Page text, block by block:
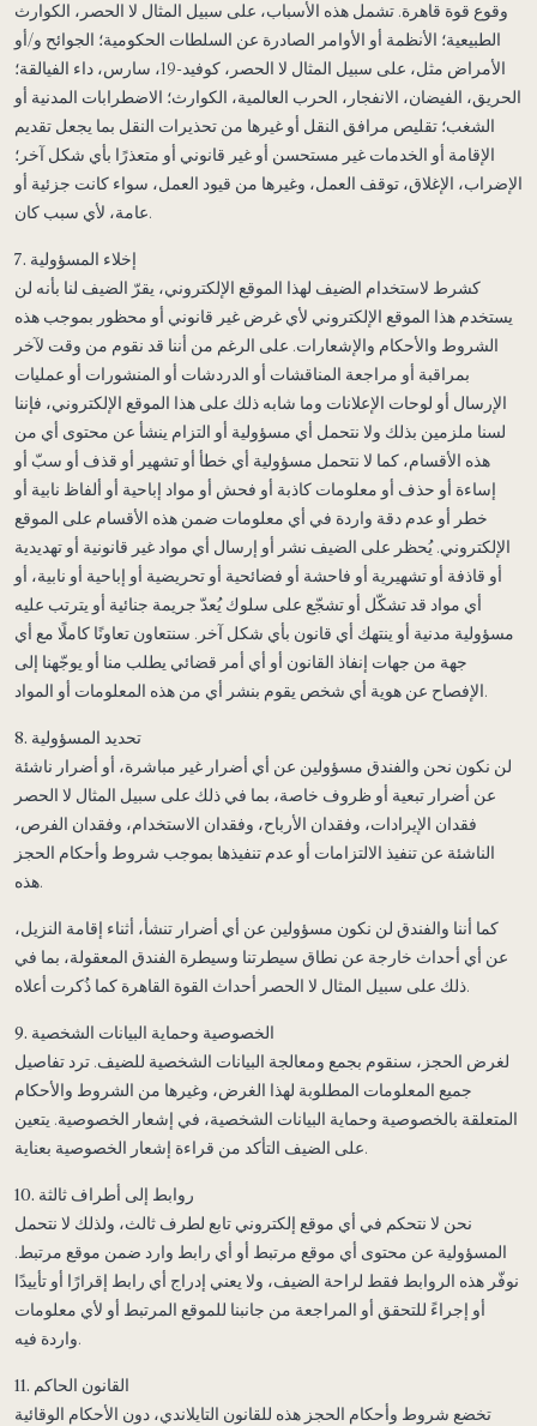
وقوع قوة قاهرة. تشمل هذه الأسباب، على سبيل المثال لا الحصر، الكوارث
الطبيعية؛ الأنظمة أو الأوامر الصادرة عن السلطات الحكومية؛ الجوائح و/أو
الأمراض مثل، على سبيل المثال لا الحصر، كوفيد-19، سارس، داء الفيالقة؛
الحريق، الفيضان، الانفجار، الحرب العالمية، الكوارث؛ الاضطرابات المدنية أو
الشغب؛ تقليص مرافق النقل أو غيرها من تحذيرات النقل بما يجعل تقديم
الإقامة أو الخدمات غير مستحسن أو غير قانوني أو متعذرًا بأي شكل آخر؛
الإضراب، الإغلاق، توقف العمل، وغيرها من قيود العمل، سواء كانت جزئية أو
عامة، لأي سبب كان.
7. إخلاء المسؤولية
كشرط لاستخدام الضيف لهذا الموقع الإلكتروني، يقرّ الضيف لنا بأنه لن
يستخدم هذا الموقع الإلكتروني لأي غرض غير قانوني أو محظور بموجب هذه
الشروط والأحكام والإشعارات. على الرغم من أننا قد نقوم من وقت لآخر
بمراقبة أو مراجعة المناقشات أو الدردشات أو المنشورات أو عمليات
الإرسال أو لوحات الإعلانات وما شابه ذلك على هذا الموقع الإلكتروني، فإننا
لسنا ملزمين بذلك ولا نتحمل أي مسؤولية أو التزام ينشأ عن محتوى أي من
هذه الأقسام، كما لا نتحمل مسؤولية أي خطأ أو تشهير أو قذف أو سبّ أو
إساءة أو حذف أو معلومات كاذبة أو فحش أو مواد إباحية أو ألفاظ نابية أو
خطر أو عدم دقة واردة في أي معلومات ضمن هذه الأقسام على الموقع
الإلكتروني. يُحظر على الضيف نشر أو إرسال أي مواد غير قانونية أو تهديدية
أو قاذفة أو تشهيرية أو فاحشة أو فضائحية أو تحريضية أو إباحية أو نابية، أو
أي مواد قد تشكّل أو تشجّع على سلوك يُعدّ جريمة جنائية أو يترتب عليه
مسؤولية مدنية أو ينتهك أي قانون بأي شكل آخر. سنتعاون تعاونًا كاملًا مع أي
جهة من جهات إنفاذ القانون أو أي أمر قضائي يطلب منا أو يوجّهنا إلى
الإفصاح عن هوية أي شخص يقوم بنشر أي من هذه المعلومات أو المواد.
8. تحديد المسؤولية
لن نكون نحن والفندق مسؤولين عن أي أضرار غير مباشرة، أو أضرار ناشئة
عن أضرار تبعية أو ظروف خاصة، بما في ذلك على سبيل المثال لا الحصر
فقدان الإيرادات، وفقدان الأرباح، وفقدان الاستخدام، وفقدان الفرص،
الناشئة عن تنفيذ الالتزامات أو عدم تنفيذها بموجب شروط وأحكام الحجز
هذه.
كما أننا والفندق لن نكون مسؤولين عن أي أضرار تنشأ، أثناء إقامة النزيل،
عن أي أحداث خارجة عن نطاق سيطرتنا وسيطرة الفندق المعقولة، بما في
ذلك على سبيل المثال لا الحصر أحداث القوة القاهرة كما ذُكرت أعلاه.
9. الخصوصية وحماية البيانات الشخصية
لغرض الحجز، سنقوم بجمع ومعالجة البيانات الشخصية للضيف. ترد تفاصيل
جميع المعلومات المطلوبة لهذا الغرض، وغيرها من الشروط والأحكام
المتعلقة بالخصوصية وحماية البيانات الشخصية، في إشعار الخصوصية. يتعين
على الضيف التأكد من قراءة إشعار الخصوصية بعناية.
10. روابط إلى أطراف ثالثة
نحن لا نتحكم في أي موقع إلكتروني تابع لطرف ثالث، ولذلك لا نتحمل
المسؤولية عن محتوى أي موقع مرتبط أو أي رابط وارد ضمن موقع مرتبط.
نوفّر هذه الروابط فقط لراحة الضيف، ولا يعني إدراج أي رابط إقرارًا أو تأييدًا
أو إجراءً للتحقق أو المراجعة من جانبنا للموقع المرتبط أو لأي معلومات
واردة فيه.
11. القانون الحاكم
تخضع شروط وأحكام الحجز هذه للقانون التايلاندي، دون الأحكام الوقائية